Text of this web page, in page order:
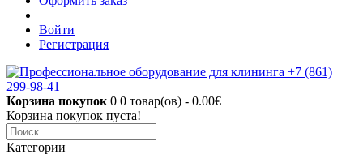
Войти
Регистрация
Корзина покупок 0 0 товар(ов) - 0.00€
Корзина покупок пуста!
Категории